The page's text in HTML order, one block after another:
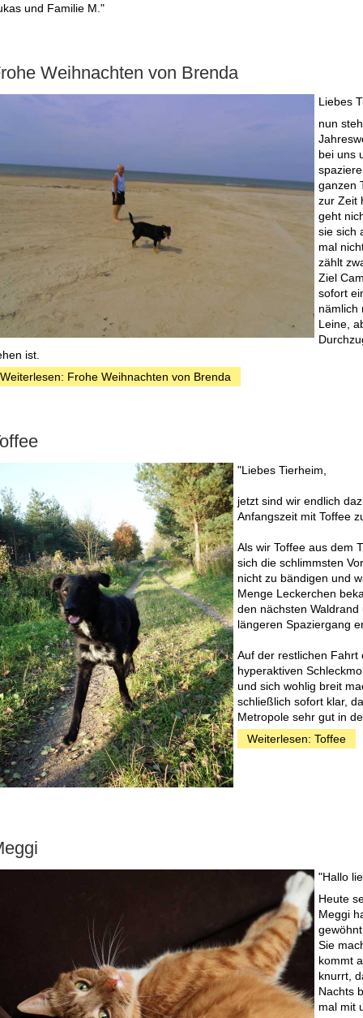
und Familie M."
Weihnachten von Brenda
Liebes
nun
bei uns
ganzen
zur Zeit
geht
sie sich
mal
zählt
Ziel
sofort
nämlich
Leine,
ist.
Weiterlesen: Frohe Weihnachten von Brenda
"Liebes Tierheim,
jetzt sind wir endlich
Anfangszeit mit Toffee
Als wir Toffee aus dem
sich die schlimmsten
nicht zu bändigen und
Menge Leckerchen
den nächsten
längeren Spaziergang
Auf der restlichen Fahrt
hyperaktiven
und sich wohlig breit
schließlich sofort klar,
Metropole sehr gut in
Weiterlesen: Toffee
"Hallo
Heute
Meggi
Sie
kommt
knurrt,
Nachts
mal mit